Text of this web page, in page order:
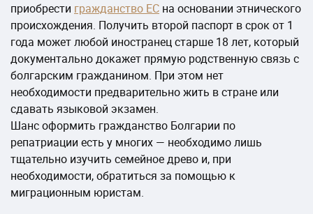
приобрести гражданство ЕС на основании этнического
происхождения. Получить второй паспорт в срок от 1
года может любой иностранец старше 18 лет, который
документально докажет прямую родственную связь с
болгарским гражданином. При этом нет
необходимости предварительно жить в стране или
сдавать языковой экзамен.
Шанс оформить гражданство Болгарии по
репатриации есть у многих — необходимо лишь
тщательно изучить семейное древо и, при
необходимости, обратиться за помощью к
миграционным юристам.